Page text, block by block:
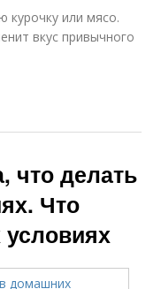
курочку или мясо.
вкус привычного
что делать
Что